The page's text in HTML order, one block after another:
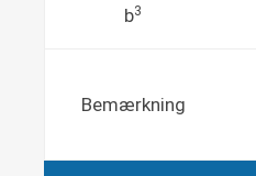
b3
Bemærkning